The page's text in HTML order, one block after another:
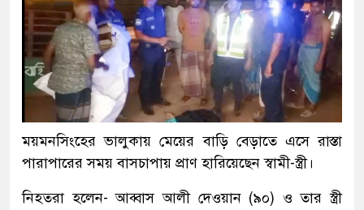
ময়মনসিংহের ভালুকায় মেয়ের বাড়ি বেড়াতে এসে রাস্তা
পারাপারের সময় বাসচাপায় প্রাণ হারিয়েছেন স্বামী-স্ত্রী।
নিহতরা হলেন- আব্বাস আলী দেওয়ান (৯০) ও তার স্ত্রী